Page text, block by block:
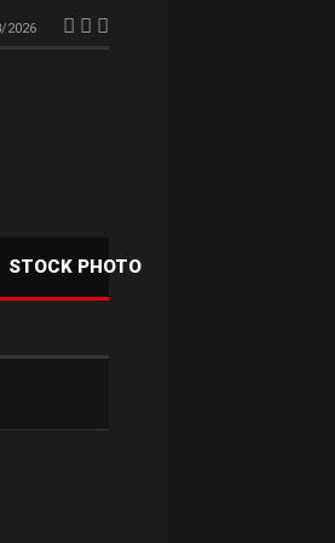
2026
STOCK PHOTO